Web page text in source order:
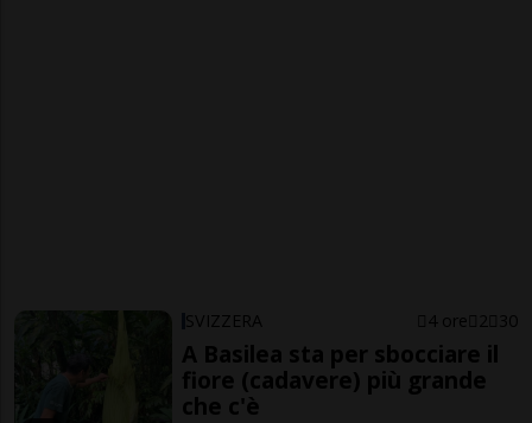
SVIZZERA 4 ore 2 30
A Basilea sta per sbocciare il
fiore (cadavere) più grande
che c'è